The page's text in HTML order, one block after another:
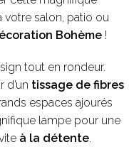
votre salon, patio ou
Bohème !
tout en rondeur.
d’un tissage de fibres
espaces ajourés
lampe pour une
à la détente.